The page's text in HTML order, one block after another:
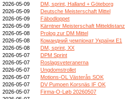
2026-05-09
DM, sprint, Halland + Göteborg
2026-05-09
Deutsche Meisterschaft Mittel
2026-05-09
Fäbodloppet
2026-05-09
Kärntner Meisterschaft Mitteldistanz
2026-05-08
Prolog zur DM Mittel
2026-05-08
Командний чемпіонат України E1
2026-05-08
DM, sprint, XX
2026-05-07
DPM Sprint
2026-05-07
Roslagsveteranerna
2026-05-07
Ungdomstrollet
2026-05-07
Motions-OL Västerås SOK
2026-05-07
DV Pumoen Korsnäs IF OK
2026-05-07
Firma-O-Løb 20260507